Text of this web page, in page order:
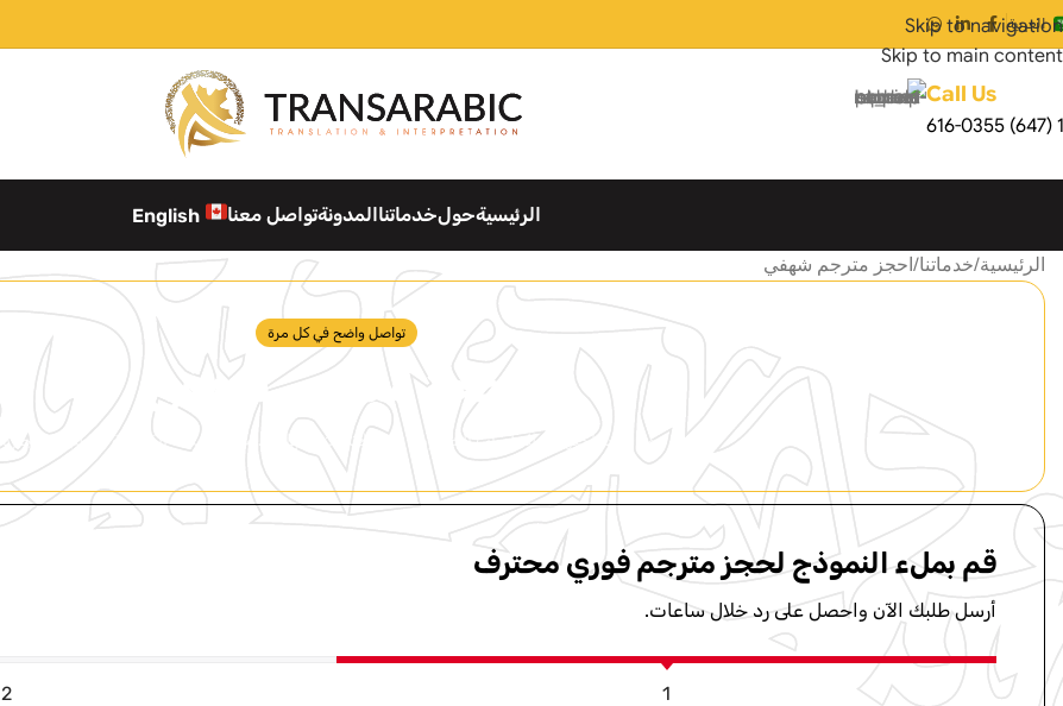
Skip to navigation
Skip to main content
العربية
Call Us
الرئيسيةحولخدماتناالمدونةتواصل معنا English
الرئيسية خدماتنا احجز مترجم شهفي
تواصل واضح في كل مرة
احجز مترجم شهفي
ترجمة فورية احترافية للجلسات الحضورية وعبر الانترنت والهاتف. مثالي للبيئات القانونية والطبية والتجارية.
قم بملء النموذج لحجز مترجم فوري محترف
أرسل طلبك الآن واحصل على رد خلال ساعات.
1
2